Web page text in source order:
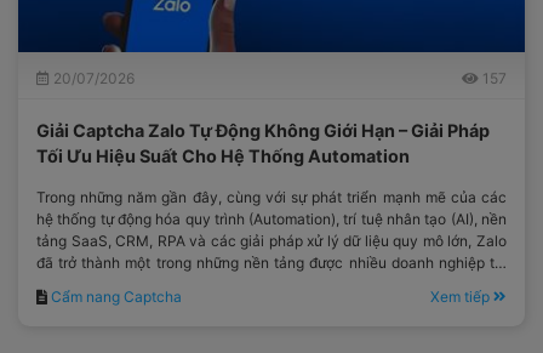
20/07/2026 157
Giải Captcha Zalo Tự Động Không Giới Hạn – Giải Pháp
Tối Ưu Hiệu Suất Cho Hệ Thống Automation
Trong những năm gần đây, cùng với sự phát triển mạnh mẽ của các
hệ thống tự động hóa quy trình (Automation), trí tuệ nhân tạo (AI), nền
tảng SaaS, CRM, RPA và các giải pháp xử lý dữ liệu quy mô lớn, Zalo
đã trở thành một trong những nền tảng được nhiều doanh nghiệp tại
Việt Nam lựa chọn.
Cẩm nang Captcha Xem tiếp